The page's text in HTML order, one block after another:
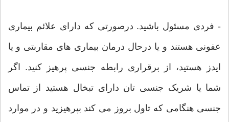
- فردی مسئول باشید. درصورتی که دارای علائم بیماری
عفونی هستند و یا درحال درمان بیماری های مقاربتی و یا
ایدز هستید، از برقراری رابطه جنسی پرهیز کنید. اگر
شما یا شریک جنسی تان دارای تبخال هستید از تماس
جنسی هنگامی که تاول بروز می کند بپرهیزید و در موارد